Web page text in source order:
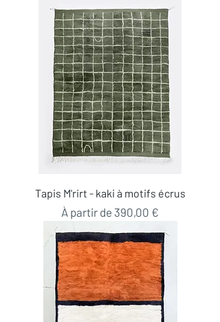
Tapis M'rirt - kaki à motifs écrus
À partir de 390,00 €
Prix promotionnel